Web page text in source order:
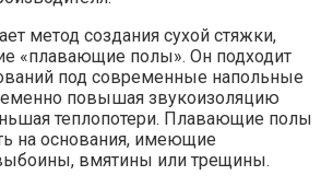
метод создания сухой стяжки,
«плавающие полы». Он подходит
под современные напольные
повышая звукоизоляцию
теплопотери. Плавающие полы
на основания, имеющие
вмятины или трещины.